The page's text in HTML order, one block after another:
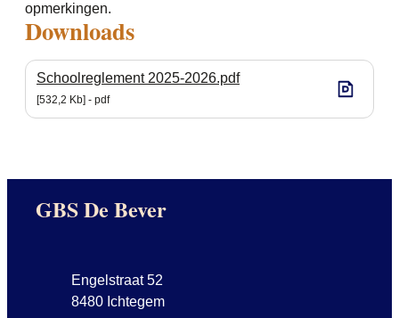
opmerkingen.
Downloads
Schoolreglement 2025-2026.pdf
532,2 Kb pdf
Contact & openingsuren
GBS De Bever
AdresEngelstraat 52
,8480 Ichtegem